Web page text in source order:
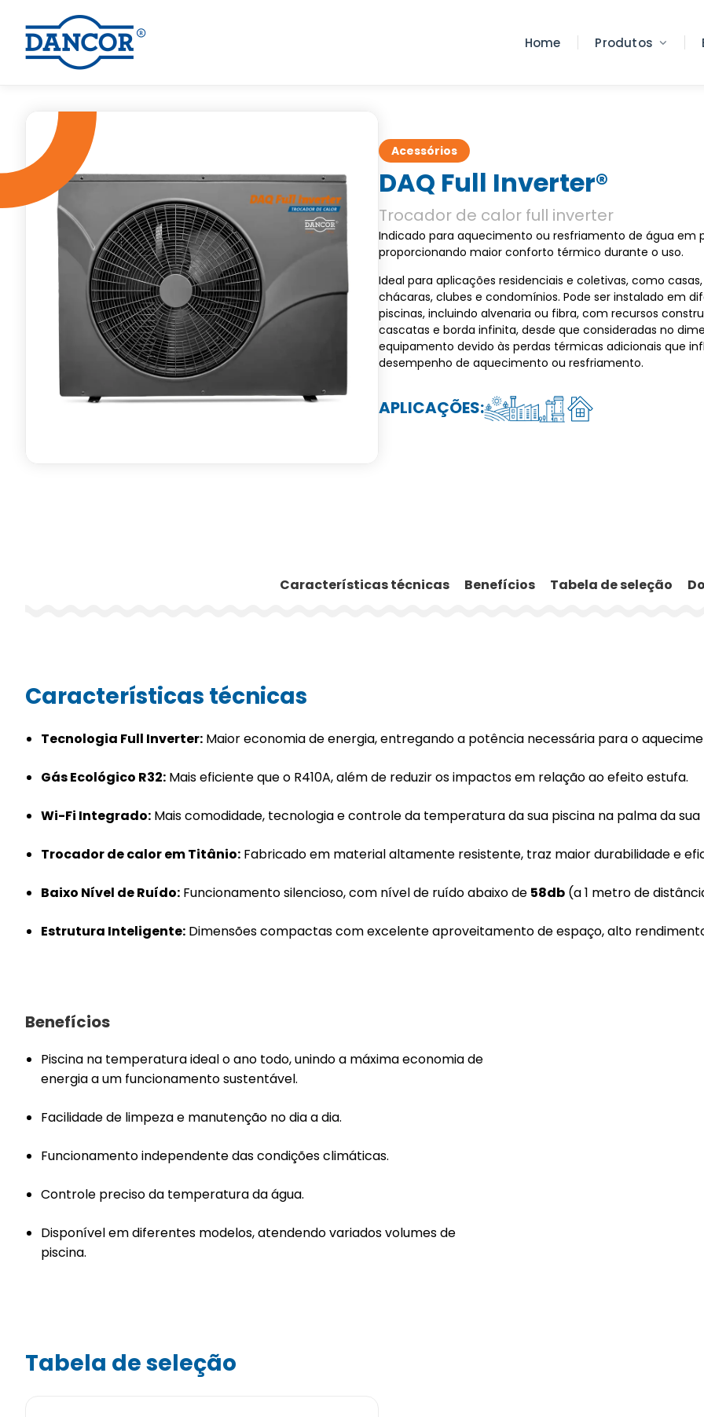
Home Produtos
Acessórios
DAQ Full Inverter®
Trocador de calor full inverter
Indicado para aquecimento ou resfriamento de água em
proporcionando maior conforto térmico durante o uso.
Ideal para aplicações residenciais e coletivas, como
chácaras, clubes e condomínios. Pode ser instalado em
piscinas, incluindo alvenaria ou fibra, com recursos
cascatas e borda infinita, desde que consideradas no
equipamento devido às perdas térmicas adicionais que
desempenho de aquecimento ou resfriamento.
APLICAÇÕES:
Características técnicas Benefícios Tabela de seleção
Características técnicas
Tecnologia Full Inverter: Maior economia de energia, entregando a potência necessária para o
Gás Ecológico R32: Mais eficiente que o R410A, além de reduzir os impactos em relação ao efeito estufa.
Wi-Fi Integrado: Mais comodidade, tecnologia e controle da temperatura da sua piscina na palma da sua
Trocador de calor em Titânio: Fabricado em material altamente resistente, traz maior durabilidade e
Baixo Nível de Ruído: Funcionamento silencioso, com nível de ruído abaixo de 58db (a 1 metro de
Estrutura Inteligente: Dimensões compactas com excelente aproveitamento de espaço, alto
Benefícios
Piscina na temperatura ideal o ano todo, unindo a máxima economia de
energia a um funcionamento sustentável.
Facilidade de limpeza e manutenção no dia a dia.
Funcionamento independente das condições climáticas.
Controle preciso da temperatura da água.
Disponível em diferentes modelos, atendendo variados volumes de
piscina.
Tabela de seleção